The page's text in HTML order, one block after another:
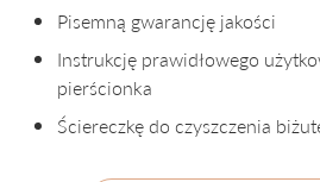
Pisemną gwarancję jakości
Instrukcję prawidłowego
pierścionka
Ściereczkę do czyszczenia